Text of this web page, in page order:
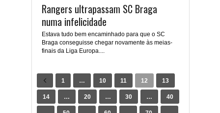
Rangers ultrapassam SC Braga
numa infelicidade
Estava tudo bem encaminhado para que o SC
Braga conseguisse chegar novamente às meias-
finais da Liga Europa....
1 … 10 11 12 13
14 … 20 … 30 … 40